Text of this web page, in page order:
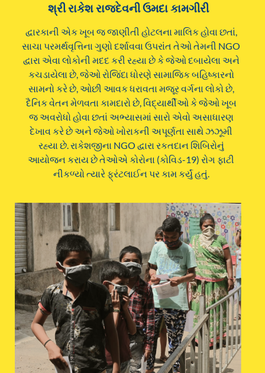
શ્રી રાકેશ રાજદેવની ઉમદા કામગીરી
દ્વારકાની એક ખૂબ જ જાણીતી હોટલના માલિક હોવા છતાં,
સાચા પરમર્થવૃત્તિના ગુણો દર્શાવવા ઉપરાંત તેઓ તેમની NGO
દ્વારા એવા લોકોની મદદ કરી રહ્યા છે કે જેઓ દબાયેલા અને
કચડાયેલા છે, જેઓ રોજિંદા ધોરણે સામાજિક બહિષ્કારનો
સામનો કરે છે, ઓછી આવક ધરાવતા મજૂર વર્ગના લોકો છે,
દૈનિક વેતન મેળવતા કામદારો છે, વિદ્યાર્થીઓ કે જેઓ ખૂબ
જ અવરોધો હોવા છતાં અભ્યાસમાં સારો એવો અસાધારણ
દેખાવ કરે છે અને જેઓ ખોરાકની અપૂર્ણતા સાથે ઝઝૂમી
રહ્યા છે. રાકેશજીના NGO દ્વારા રકતદાન શિબિરોનું
આયોજન કરાય છે તેઓએ કોરોના (કોવિડ-19) રોગ ફાટી
નીકળ્યો ત્યારે ફ્રંટલાઈન પર કામ કર્યું હતું.